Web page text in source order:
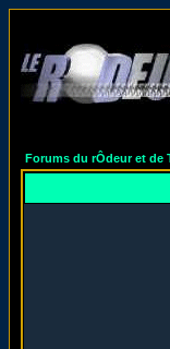
Forums du rÔdeur et de